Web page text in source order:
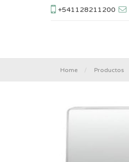
+541128211200
Home Productos